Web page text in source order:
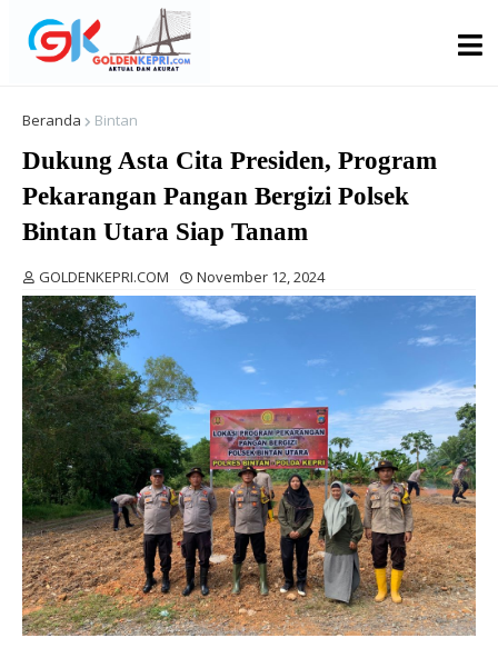
Beranda Bintan
Dukung Asta Cita Presiden, Program
Pekarangan Pangan Bergizi Polsek
Bintan Utara Siap Tanam
GOLDENKEPRI.COM November 12, 2024